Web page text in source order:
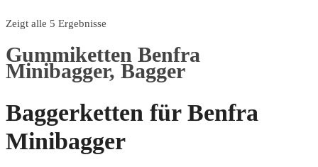
Zeigt alle 5 Ergebnisse
Gummiketten Benfra
Minibagger, Bagger
Baggerketten für Benfra
Minibagger